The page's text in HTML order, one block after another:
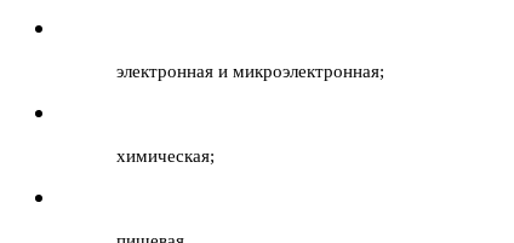
электронная и микроэлектронная;
химическая;